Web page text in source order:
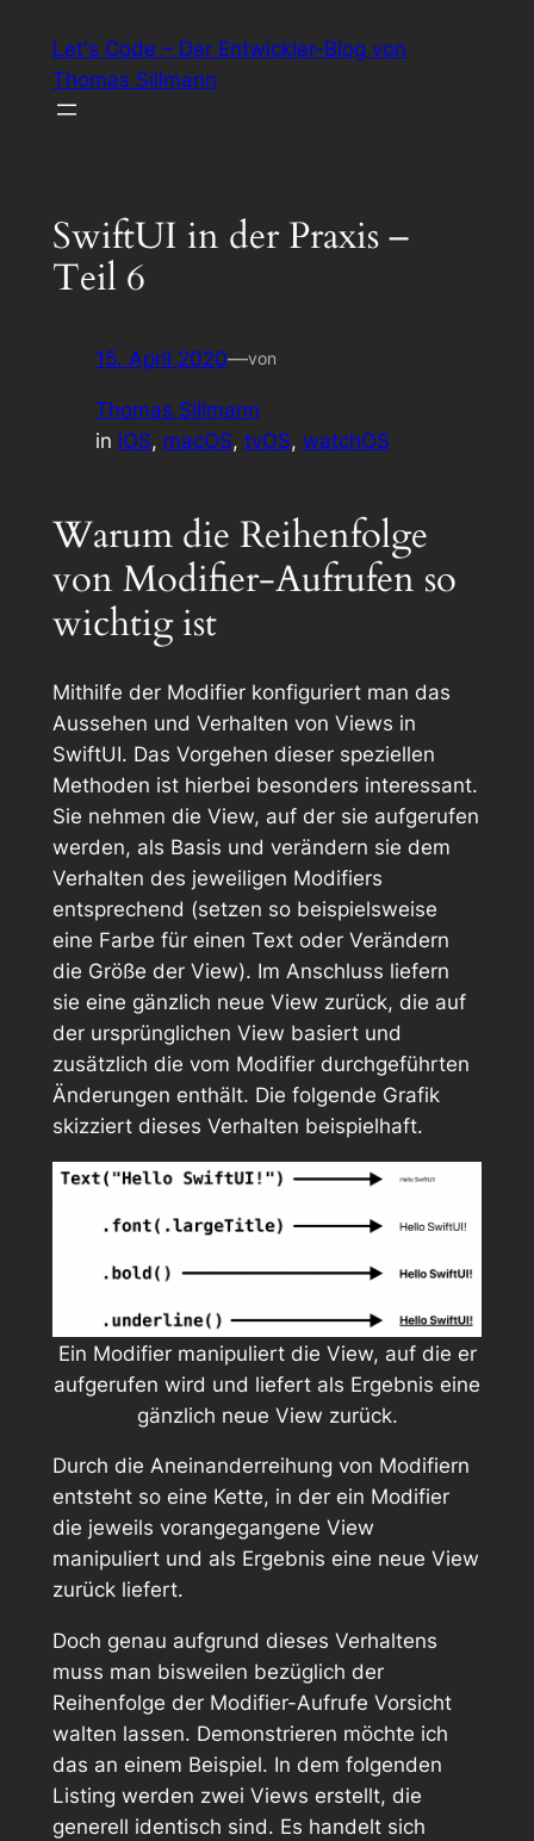
Inhalt
springen
Let's Code – Der Entwickler-Blog von
Thomas Sillmann
SwiftUI in der Praxis –
Teil 6
15. April 2020—von
Thomas Sillmann
in iOS, macOS, tvOS, watchOS
Warum die Reihenfolge
von Modifier-Aufrufen so
wichtig ist
Mithilfe der Modifier konfiguriert man das
Aussehen und Verhalten von Views in
SwiftUI. Das Vorgehen dieser speziellen
Methoden ist hierbei besonders interessant.
Sie nehmen die View, auf der sie aufgerufen
werden, als Basis und verändern sie dem
Verhalten des jeweiligen Modifiers
entsprechend (setzen so beispielsweise
eine Farbe für einen Text oder Verändern
die Größe der View). Im Anschluss liefern
sie eine gänzlich neue View zurück, die auf
der ursprünglichen View basiert und
zusätzlich die vom Modifier durchgeführten
Änderungen enthält. Die folgende Grafik
skizziert dieses Verhalten beispielhaft.
Ein Modifier manipuliert die View, auf die er
aufgerufen wird und liefert als Ergebnis eine
gänzlich neue View zurück.
Durch die Aneinanderreihung von Modifiern
entsteht so eine Kette, in der ein Modifier
die jeweils vorangegangene View
manipuliert und als Ergebnis eine neue View
zurück liefert.
Doch genau aufgrund dieses Verhaltens
muss man bisweilen bezüglich der
Reihenfolge der Modifier-Aufrufe Vorsicht
walten lassen. Demonstrieren möchte ich
das an einem Beispiel. In dem folgenden
Listing werden zwei Views erstellt, die
generell identisch sind. Es handelt sich